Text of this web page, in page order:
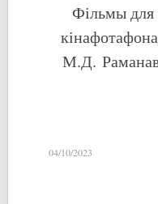
Фільмы для
М.Д.
04/10/2023